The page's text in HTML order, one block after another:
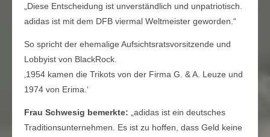
„Diese Entscheidung ist unverständlich und unpatriotisch.
adidas ist mit dem DFB viermal Weltmeister geworden.“
So spricht der ehemalige Aufsichtsratsvorsitzende und
Lobbyist von BlackRock.
‚1954 kamen die Trikots von der Firma G. & A. Leuze und
1974 von Erima.‘
Frau Schwesig bemerkte: „adidas ist ein deutsches
Traditionsunternehmen. Es ist zu hoffen, dass Geld keine